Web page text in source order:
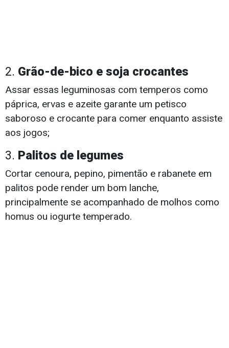
2. Grão-de-bico e soja crocantes
Assar essas leguminosas com temperos como
páprica, ervas e azeite garante um petisco
saboroso e crocante para comer enquanto assiste
aos jogos;
3. Palitos de legumes
Cortar cenoura, pepino, pimentão e rabanete em
palitos pode render um bom lanche,
principalmente se acompanhado de molhos como
homus ou iogurte temperado.